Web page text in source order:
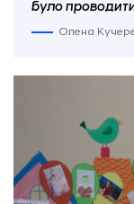
було
Олена